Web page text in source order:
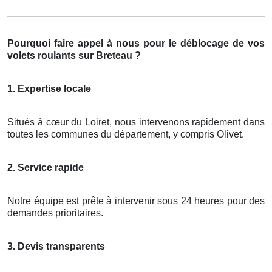
Pourquoi faire appel à nous pour le déblocage de vos
volets roulants sur Breteau ?
1. Expertise locale
Situés à cœur du Loiret, nous intervenons rapidement dans
toutes les communes du département, y compris Olivet.
2. Service rapide
Notre équipe est prête à intervenir sous 24 heures pour des
demandes prioritaires.
3. Devis transparents